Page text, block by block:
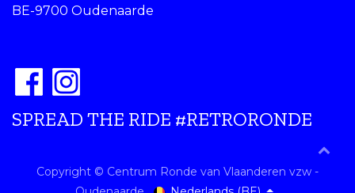
BE-9700 Oudenaarde
SPREAD THE RIDE #RETRORONDE
Copyright © Centrum Ronde van Vlaanderen vzw -